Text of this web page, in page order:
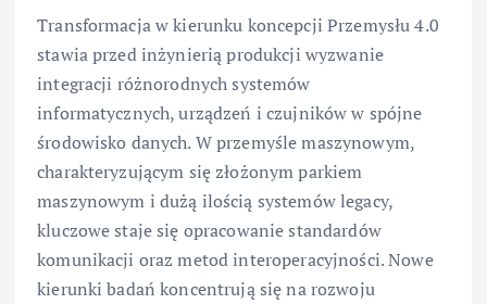
Transformacja w kierunku koncepcji Przemysłu 4.0
stawia przed inżynierią produkcji wyzwanie
integracji różnorodnych systemów
informatycznych, urządzeń i czujników w spójne
środowisko danych. W przemyśle maszynowym,
charakteryzującym się złożonym parkiem
maszynowym i dużą ilością systemów legacy,
kluczowe staje się opracowanie standardów
komunikacji oraz metod interoperacyjności. Nowe
kierunki badań koncentrują się na rozwoju